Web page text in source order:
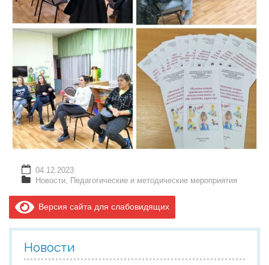
04.12.2023
Новости, Педагогические и методические мероприятия
Версия сайта для слабовидящих
Новости